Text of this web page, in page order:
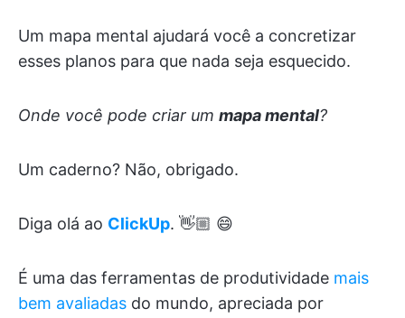
Um mapa mental ajudará você a concretizar
esses planos para que nada seja esquecido.
Onde você pode criar um mapa mental?
Um caderno? Não, obrigado.
Diga olá ao ClickUp. 👋🏼 😄
É uma das ferramentas de produtividade mais
bem avaliadas do mundo, apreciada por